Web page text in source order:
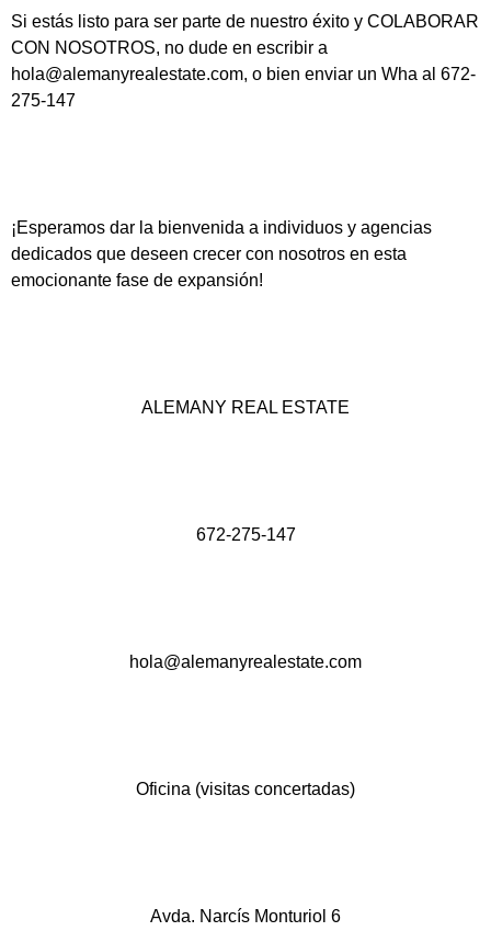
Si estás listo para ser parte de nuestro éxito y COLABORAR
CON NOSOTROS, no dude en escribir a
hola@alemanyrealestate.com, o bien enviar un Wha al 672-
275-147
¡Esperamos dar la bienvenida a individuos y agencias
dedicados que deseen crecer con nosotros en esta
emocionante fase de expansión!
ALEMANY REAL ESTATE
672-275-147
hola@alemanyrealestate.com
Oficina (visitas concertadas)
Avda. Narcís Monturiol 6